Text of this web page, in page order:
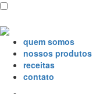
quem somos
nossos produtos
receitas
contato